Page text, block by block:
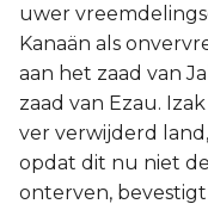
uwer
Kanaän als
aan het zaad van
zaad van Ezau.
ver verwijderd
opdat dit nu niet
onterven,